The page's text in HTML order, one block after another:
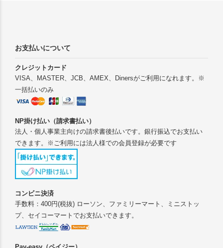
お支払いについて
クレジットカード
VISA、MASTER、JCB、AMEX、Dinersがご利用になれます。※
一括払いのみ
NP掛け払い（請求書払い）
法人・個人事業主向けの請求書後払いです。銀行振込でお支払い
できます。※ご利用には法人様での会員登録が必要です
コンビニ決済
手数料：400円(税抜) ローソン、ファミリーマート、ミニストッ
プ、セイコーマートでお支払いできます。